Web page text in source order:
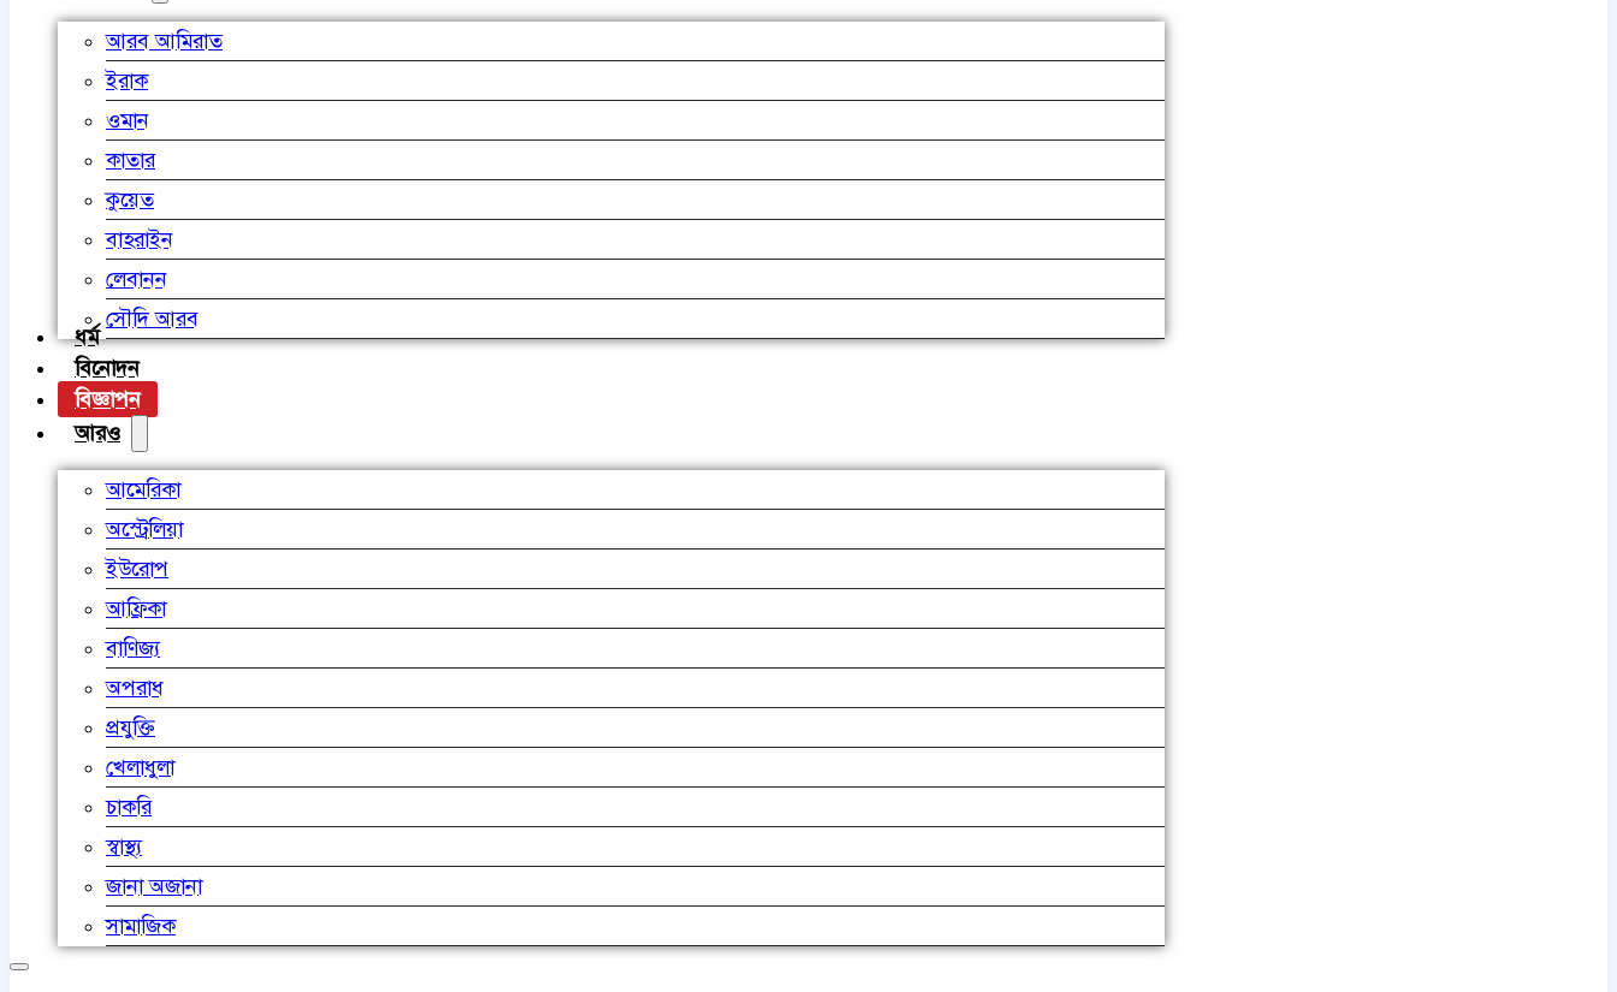
আরব আমিরাত
ইরাক
ওমান
কাতার
কুয়েত
বাহরাইন
লেবানন
সৌদি আরব
ধর্ম
বিনোদন
বিজ্ঞাপন
আরও
আমেরিকা
অস্ট্রেলিয়া
ইউরোপ
আফ্রিকা
বাণিজ্য
অপরাধ
প্রযুক্তি
খেলাধুলা
চাকরি
স্বাস্থ্য
জানা অজানা
সামাজিক